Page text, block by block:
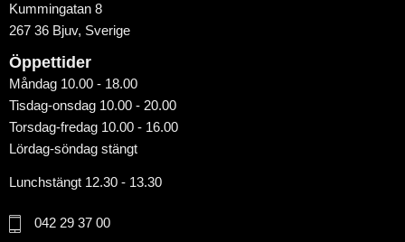
Kummingatan 8
267 36 Bjuv, Sverige
Öppettider
Måndag 10.00 - 18.00
Tisdag-onsdag 10.00 - 20.00
Torsdag-fredag 10.00 - 16.00
Lördag-söndag stängt
Lunchstängt 12.30 - 13.30
042 29 37 00